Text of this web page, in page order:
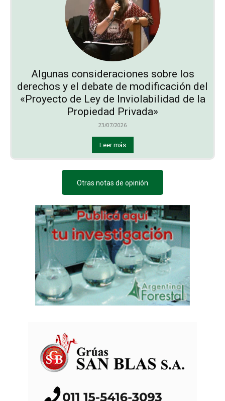
Algunas consideraciones sobre los
derechos y el debate de modificación del
«Proyecto de Ley de Inviolabilidad de la
Propiedad Privada»
23/07/2026
Leer más
Otras notas de opinión